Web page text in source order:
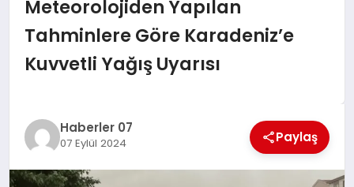
TEKNOLOJI
MAGAZIN
Meteorolojiden Yapılan
Tahminlere Göre Karadeniz’e
Kuvvetli Yağış Uyarısı
Haberler 07
07 Eylül 2024 Paylaş